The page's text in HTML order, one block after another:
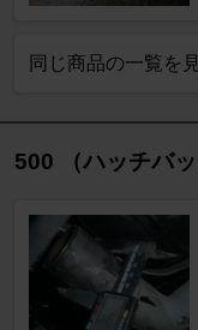
同じ商品の一覧を
500 （ハッチバ